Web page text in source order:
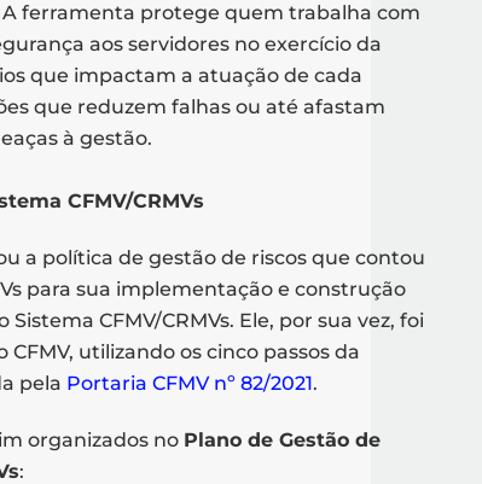
ferramenta protege quem trabalha com
aos servidores no exercício da
que impactam a atuação de cada
que reduzem falhas ou até afastam
à gestão.
CFMV/CRMVs
a política de gestão de riscos que contou
para sua implementação e construção
CFMV/CRMVs. Ele, por sua vez, foi
utilizando os cinco passos da
pela Portaria CFMV nº 82/2021.
organizados no Plano de Gestão de
: